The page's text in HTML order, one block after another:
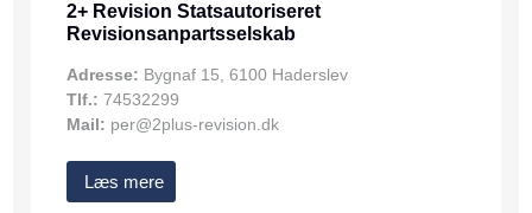
2+ Revision Statsautoriseret
Revisionsanpartsselskab
Adresse: Bygnaf 15, 6100 Haderslev
Tlf.: 74532299
Mail: per@2plus-revision.dk
Læs mere